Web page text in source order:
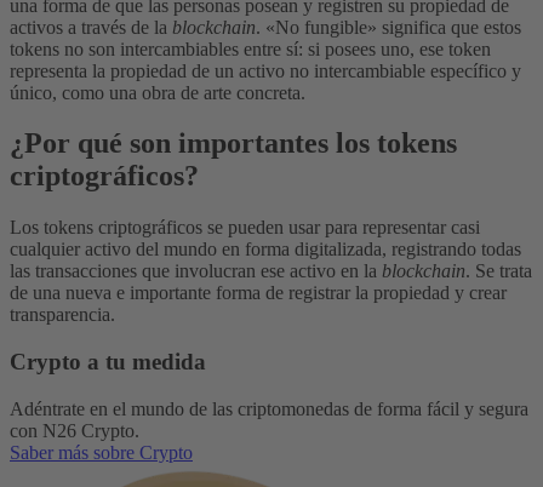
una forma de que las personas posean y registren su propiedad de
activos a través de la blockchain. «No fungible» significa que estos
tokens no son intercambiables entre sí: si posees uno, ese token
representa la propiedad de un activo no intercambiable específico y
único, como una obra de arte concreta.
¿Por qué son importantes los tokens
criptográficos?
Los tokens criptográficos se pueden usar para representar casi
cualquier activo del mundo en forma digitalizada, registrando todas
las transacciones que involucran ese activo en la blockchain. Se trata
de una nueva e importante forma de registrar la propiedad y crear
transparencia.
Crypto a tu medida
Adéntrate en el mundo de las criptomonedas de forma fácil y segura
con N26 Crypto.
Saber más sobre Crypto